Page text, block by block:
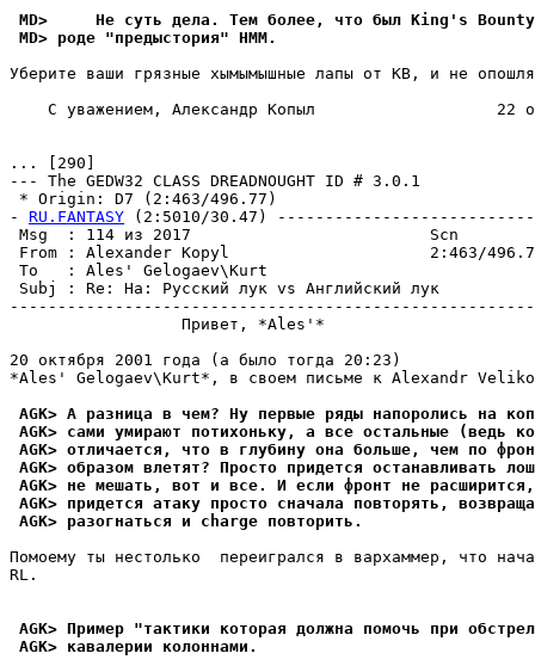
MD>     Не суть дела. Тем более, что был King's
MD> роде "предыстория" HMM.
Уберите ваши грязные хымымышные лапы от КВ, и не
С уважением, Александр Копыл                   22
... [290]
--- The GEDW32 CLASS DREADNOUGHT ID # 3.0.1
* Origin: D7 (2:463/496.77)
- RU.FANTASY (2:5010/30.47)
Msg  : 114 из 2017                         Scn
From : Alexander Kopyl                     2:463/
To   : Ales' Gelogaev\Kurt
Subj : Re: Hа: Русский лук vs Английский лук
                  Привет, *Ales'*
20 октября 2001 года (а было тогда 20:23)
*Ales' Gelogaev\Kurt*, в своем письме к Alexandr
AGK> А разница в чем? Ну первые ряды напоролись на
AGK> сами умирают потихоньку, а все остальные (ведь
AGK> отличается, что в глубину она больше, чем по
AGK> образом влетят? Просто придется останавливать
AGK> не мешать, вот и все. И если фронт не
AGK> придется атаку просто сначала повторять,
AGK> разогнаться и charge повторить.
Помоему ты нестолько  переигрался в вархаммер, что
RL.
AGK> Пример "тактики которая должна помочь при
AGK> кавалерии колоннами.